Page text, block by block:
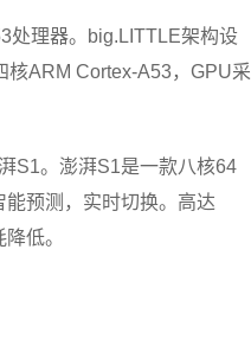
处理器。big.LITTLE架构设
ARM Cortex-A53，GPU采
S1。澎湃S1是一款八核64
预测，实时切换。高达
低。